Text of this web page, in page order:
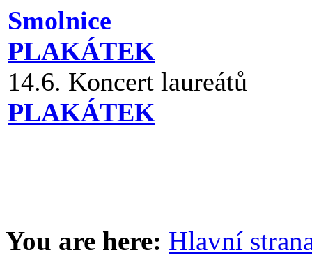
Smolnice
PLAKÁTEK
14.6. Koncert laureátů
PLAKÁTEK
You are here: Hlavní